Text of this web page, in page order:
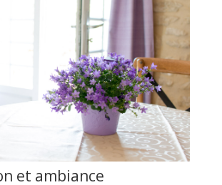
et ambiance